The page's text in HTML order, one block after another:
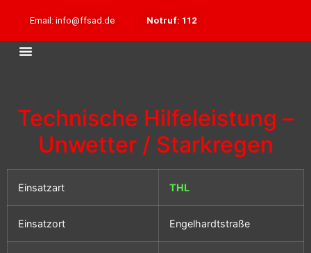
Email: info@ffsad.de Notruf: 112
Technische Hilfeleistung –
Unwetter / Starkregen
Einsatzart THL
Einsatzort Engelhardtstraße